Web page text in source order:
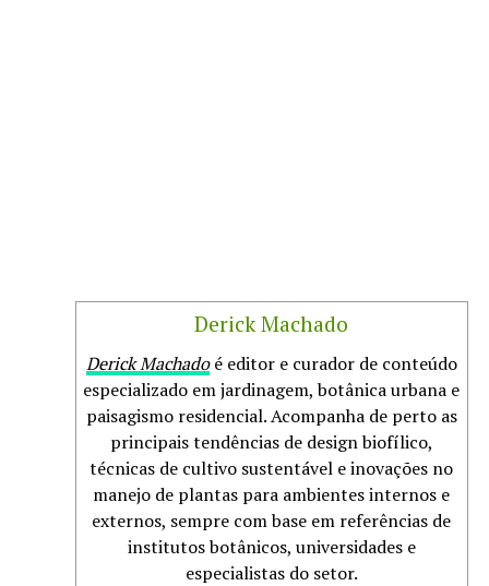
Derick Machado
Derick Machadoé editor e curador de conteúdo
especializado em jardinagem, botânica urbana e
paisagismo residencial. Acompanha de perto as
principais tendências de design biofílico,
técnicas de cultivo sustentável e inovações no
manejo de plantas para ambientes internos e
externos, sempre com base em referências de
institutos botânicos, universidades e
especialistas do setor.